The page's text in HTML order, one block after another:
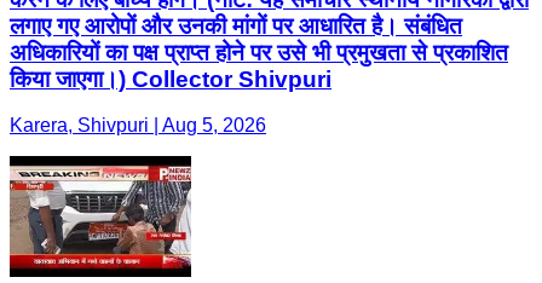
लगाए गए आरोपों और उनकी मांगों पर आधारित है। संबंधित
अधिकारियों का पक्ष प्राप्त होने पर उसे भी प्रमुखता से प्रकाशित
किया जाएगा।) Collector Shivpuri
Karera, Shivpuri | Aug 5, 2026